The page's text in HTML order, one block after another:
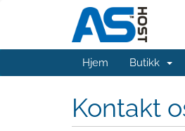
Hjem Butikk
Kontakt